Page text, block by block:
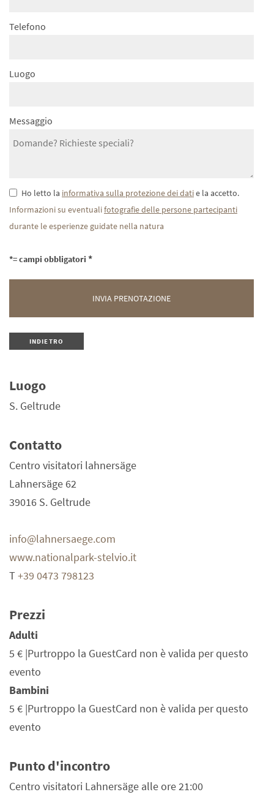
Telefono
Luogo
Messaggio
Ho letto la informativa sulla protezione dei datie la accetto.
Informazioni su eventualifotografie delle persone partecipanti
durante le esperienze guidate nella natura
*= campi obbligatori
INDIETRO
Luogo
S. Geltrude
Contatto
Centro visitatori lahnersäge
Lahnersäge 62
39016 S. Geltrude
info@lahnersaege.com
www.nationalpark-stelvio.it
T+39 0473 798123
Prezzi
Adulti
5 € |Purtroppo la GuestCard non è valida per questo
evento
Bambini
5 € |Purtroppo la GuestCard non è valida per questo
evento
Punto d'incontro
Centro visitatori Lahnersäge alle ore 21:00